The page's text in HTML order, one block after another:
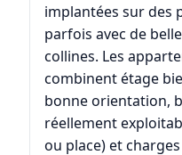
implantées sur des
parfois avec de
collines. Les
combinent étage
bonne orientation,
réellement
ou place) et